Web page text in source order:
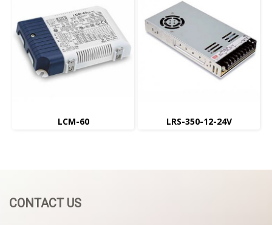
LCM-60 LRS-350-12-24V
CONTACT US